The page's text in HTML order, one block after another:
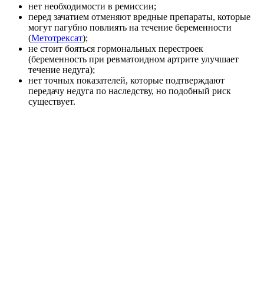
нет необходимости в ремиссии;
перед зачатием отменяют вредные препараты, которые
могут пагубно повлиять на течение беременности
(Метотрексат);
не стоит бояться гормональных перестроек
(беременность при ревматоидном артрите улучшает
течение недуга);
нет точных показателей, которые подтверждают
передачу недуга по наследству, но подобный риск
существует.